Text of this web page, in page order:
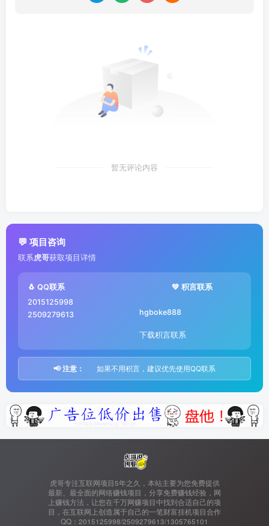
暂无评论内容
💬 项目咨询
联系虎哥获取项目详情
🐧 QQ联系
2015125998
2509279613
💚 积言联系
hgboke888
下载积言联系
📢 注意： 如果不用积言，建议优先使用QQ联系
虎哥专注互联网项目5年之久，本站主要为您免费提供
最新、最全面的网络赚钱项目，分享免费赚钱经验，网
上赚钱方法，让您在千万网赚项目中找到合适自己的项
目，在互联网上创造属于自己的一笔财富挂机项目合作
QQ：2015125998/2509279613/1305765101